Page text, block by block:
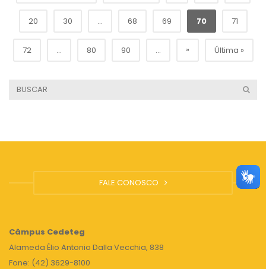
20 30 ... 68 69 70 71
72 ... 80 90 ... » Última »
FALE CONOSCO
Câmpus Cedeteg
Alameda Élio Antonio Dalla Vecchia, 838
Fone: (42) 3629-8100